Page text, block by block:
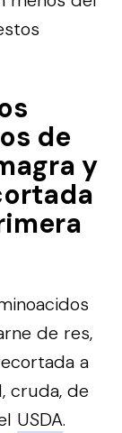
de
y
de res,
a
cruda, de
USDA.